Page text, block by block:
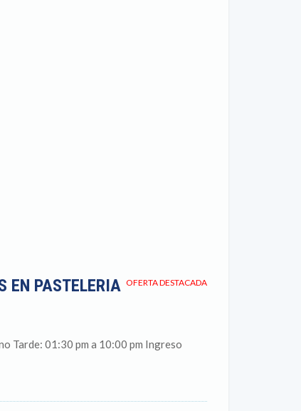
OFERTA DESTACADA
EN PASTELERIA
Tarde: 01:30 pm a 10:00 pm Ingreso